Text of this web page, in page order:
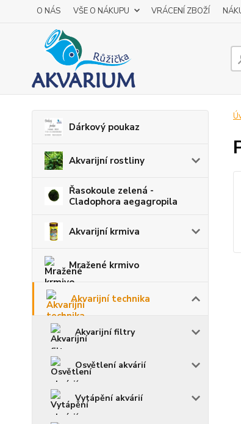
O NÁS VŠE O NÁKUPU VRÁCENÍ ZBOŽÍ
Dárkový poukaz
Akvarijní rostliny
Řasokoule zelená -
Cladophora aegagropila
Akvarijní krmiva
Mražené krmivo
Akvarijní technika
Akvarijní filtry
Osvětlení akvárií
Vytápění akvárií